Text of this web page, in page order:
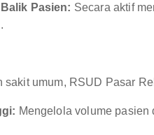
Pasien: Secara aktif
sakit umum, RSUD Pasar
Mengelola volume